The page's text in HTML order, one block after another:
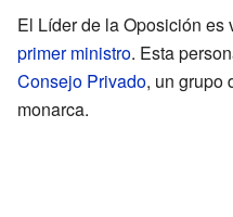
El Líder de la Oposición es
primer ministro. Esta
Consejo Privado, un grupo
monarca.